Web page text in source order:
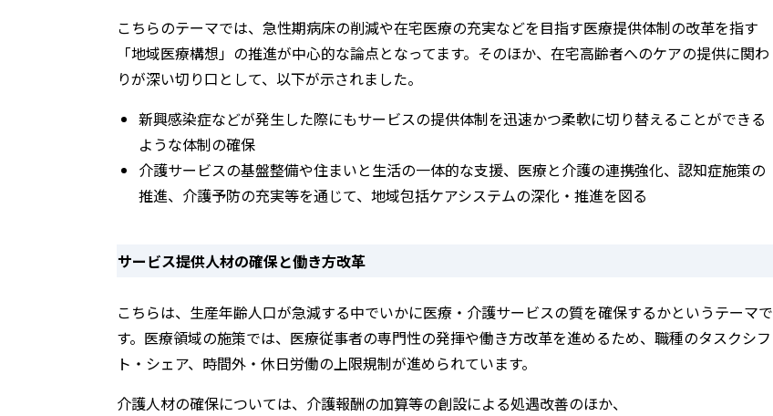
こちらのテーマでは、急性期病床の削減や在宅医療の充実などを目指す医療提供体制の改革を指す
「地域医療構想」の推進が中心的な論点となってます。そのほか、在宅高齢者へのケアの提供に関わ
りが深い切り口として、以下が示されました。
新興感染症などが発⽣した際にもサービスの提供体制を迅速かつ柔軟に切り替えることができる
ような体制の確保
介護サービスの基盤整備や住まいと生活の一体的な支援、医療と介護の連携強化、認知症施策の
推進、介護予防の充実等を通じて、地域包括ケアシステムの深化・推進を図る
サービス提供⼈材の確保と働き⽅改⾰
こちらは、⽣産年齢⼈⼝が急減する中でいかに医療・介護サービスの質を確保するかというテーマで
す。医療領域の施策では、医療従事者の専門性の発揮や働き方改革を進めるため、職種のタスクシフ
ト・シェア、時間外・休日労働の上限規制が進められています。
介護人材の確保については、介護報酬の加算等の創設による処遇改善のほか、